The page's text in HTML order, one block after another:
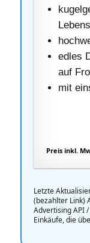
edles
auf
mit
Preis inkl.
Letzte
(bezahlter Link)
Advertising API
Einkäufe, die